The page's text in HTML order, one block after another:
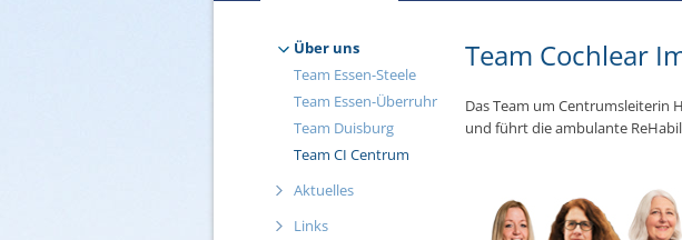
Über uns
Team Essen-Steele
Team Essen-Überruhr
Team Duisburg
Team CI Centrum
Aktuelles
Links
Team Cochlear
Das Team um Cen­trums­lei­te­rin
und führt die am­bu­lan­te